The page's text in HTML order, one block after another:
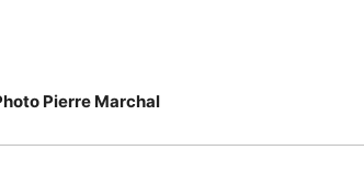
Pierre Marchal